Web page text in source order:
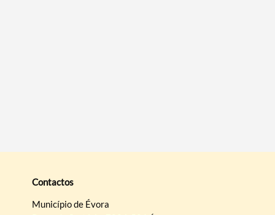
Contactos
Município de Évora